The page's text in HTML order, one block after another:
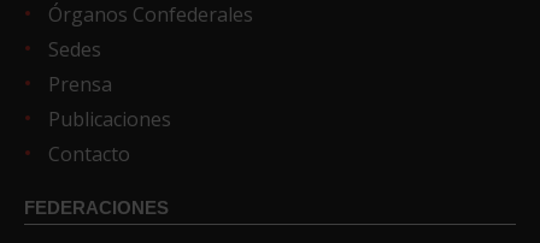
Órganos Confederales
Sedes
Prensa
Publicaciones
Contacto
FEDERACIONES